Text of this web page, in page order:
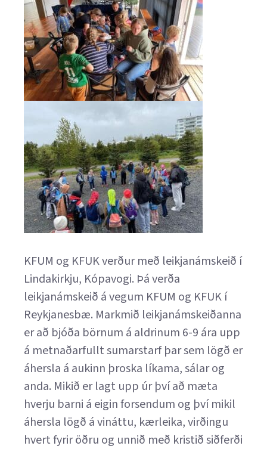
KFUM og KFUK verður með leikjanámskeið í
Lindakirkju, Kópavogi. Þá verða
leikjanámskeið á vegum KFUM og KFUK í
Reykjanesbæ. Markmið leikjanámskeiðanna
er að bjóða börnum á aldrinum 6-9 ára upp
á metnaðarfullt sumarstarf þar sem lögð er
áhersla á aukinn þroska líkama, sálar og
anda. Mikið er lagt upp úr því að mæta
hverju barni á eigin forsendum og því mikil
áhersla lögð á vináttu, kærleika, virðingu
hvert fyrir öðru og unnið með kristið siðferði